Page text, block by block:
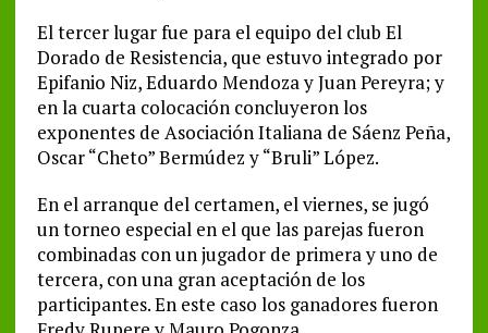
El tercer lugar fue para el equipo del club El
Dorado de Resistencia, que estuvo integrado por
Epifanio Niz, Eduardo Mendoza y Juan Pereyra; y
en la cuarta colocación concluyeron los
exponentes de Asociación Italiana de Sáenz Peña,
Oscar “Cheto” Bermúdez y “Bruli” López.
En el arranque del certamen, el viernes, se jugó
un torneo especial en el que las parejas fueron
combinadas con un jugador de primera y uno de
tercera, con una gran aceptación de los
participantes. En este caso los ganadores fueron